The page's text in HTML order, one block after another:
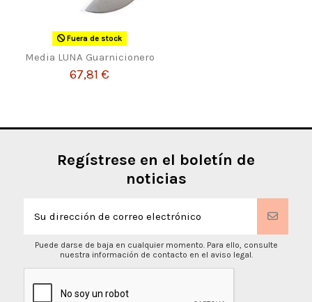
Fuera de stock
Media LUNA Guarnicionero
67,81 €
Regístrese en el boletín de
noticias
Puede darse de baja en cualquier momento. Para ello, consulte
nuestra información de contacto en el aviso legal.